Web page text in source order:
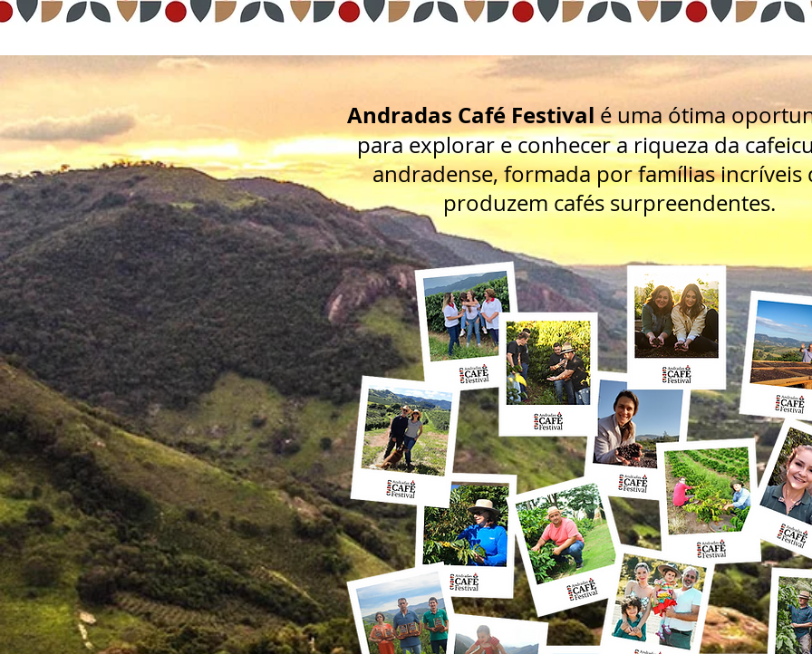
Andradas Café Festival é uma ótima
para explorar e conhecer a riqueza da
andradense, formada por famílias incríveis
produzem cafés surpreendentes.